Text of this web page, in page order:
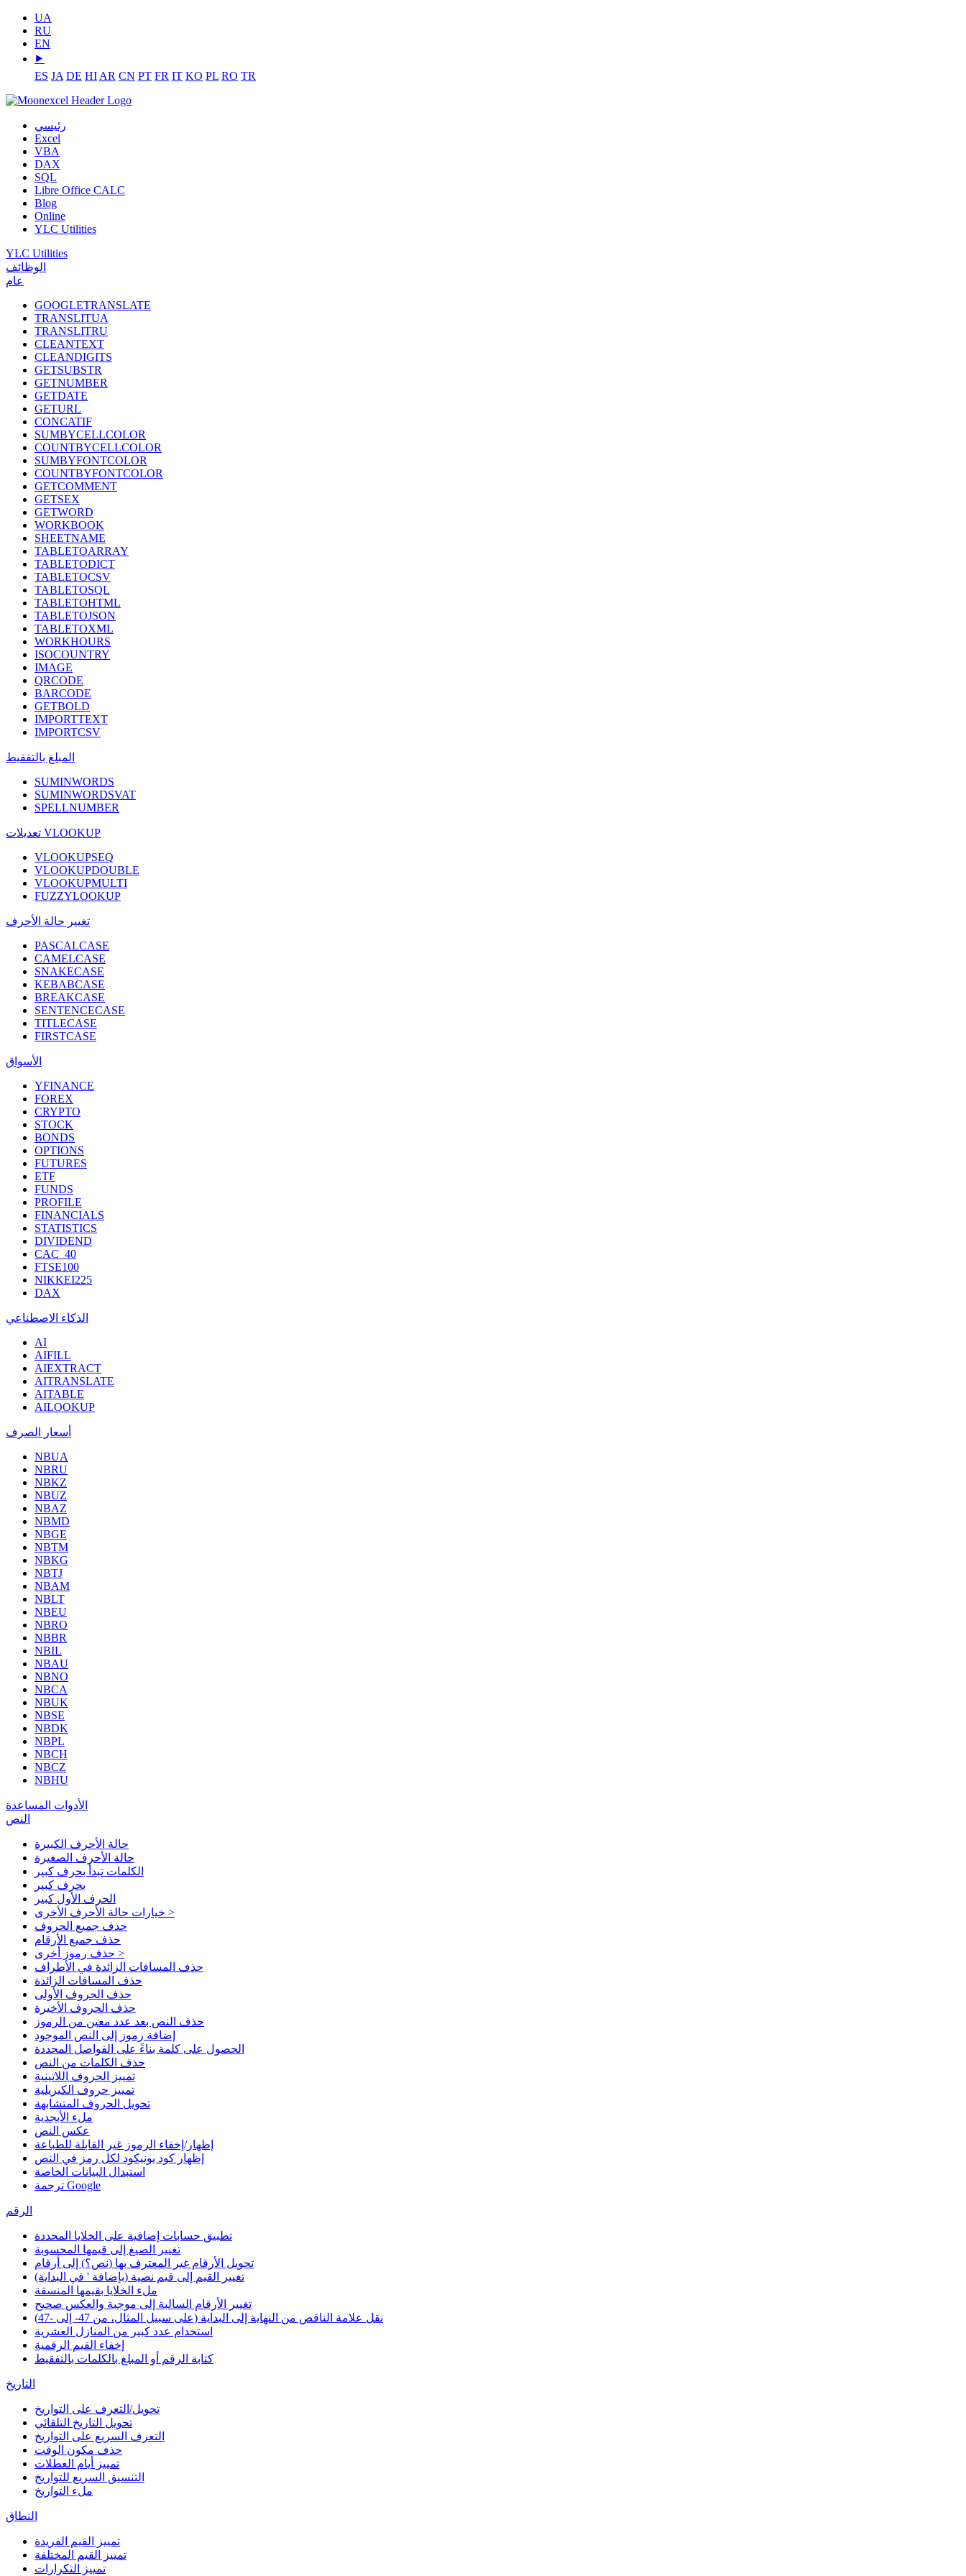
UA
RU
EN
⯈
ES JA DE HI AR CN PT FR IT KO PL RO TR
رئيسي
Excel
VBA
DAX
SQL
Libre Office CALC
Blog
Online
YLC Utilities
YLC Utilities
الوظائف
عام
GOOGLETRANSLATE
TRANSLITUA
TRANSLITRU
CLEANTEXT
CLEANDIGITS
GETSUBSTR
GETNUMBER
GETDATE
GETURL
CONCATIF
SUMBYCELLCOLOR
COUNTBYCELLCOLOR
SUMBYFONTCOLOR
COUNTBYFONTCOLOR
GETCOMMENT
GETSEX
GETWORD
WORKBOOK
SHEETNAME
TABLETOARRAY
TABLETODICT
TABLETOCSV
TABLETOSQL
TABLETOHTML
TABLETOJSON
TABLETOXML
WORKHOURS
ISOCOUNTRY
IMAGE
QRCODE
BARCODE
GETBOLD
IMPORTTEXT
IMPORTCSV
المبلغ بالتفقيط
SUMINWORDS
SUMINWORDSVAT
SPELLNUMBER
تعديلات VLOOKUP
VLOOKUPSEQ
VLOOKUPDOUBLE
VLOOKUPMULTI
FUZZYLOOKUP
تغيير حالة الأحرف
PASCALCASE
CAMELCASE
SNAKECASE
KEBABCASE
BREAKCASE
SENTENCECASE
TITLECASE
FIRSTCASE
الأسواق
YFINANCE
FOREX
CRYPTO
STOCK
BONDS
OPTIONS
FUTURES
ETF
FUNDS
PROFILE
FINANCIALS
STATISTICS
DIVIDEND
CAC_40
FTSE100
NIKKEI225
DAX
الذكاء الاصطناعي
AI
AIFILL
AIEXTRACT
AITRANSLATE
AITABLE
AILOOKUP
أسعار الصرف
NBUA
NBRU
NBKZ
NBUZ
NBAZ
NBMD
NBGE
NBTM
NBKG
NBTJ
NBAM
NBLT
NBEU
NBRO
NBBR
NBIL
NBAU
NBNO
NBCA
NBUK
NBSE
NBDK
NBPL
NBCH
NBCZ
NBHU
الأدوات المساعدة
النص
حالة الأحرف الكبيرة
حالة الأحرف الصغيرة
الكلمات تبدأ بحرف كبير
بحرف كبير
الحرف الأول كبير
خيارات حالة الأحرف الأخرى >
حذف جميع الحروف
حذف جميع الأرقام
حذف رموز أخرى >
حذف المسافات الزائدة في الأطراف
حذف المسافات الزائدة
حذف الحروف الأولى
حذف الحروف الأخيرة
حذف النص بعد عدد معين من الرموز
إضافة رموز إلى النص الموجود
الحصول على كلمة بناءً على الفواصل المحددة
حذف الكلمات من النص
تمييز الحروف اللاتينية
تمييز حروف الكيريلية
تحويل الحروف المتشابهة
ملء الأبجدية
عكس النص
إظهار/إخفاء الرموز غير القابلة للطباعة
إظهار كود يونيكود لكل رمز في النص
استبدال البيانات الخاصة
ترجمة Google
الرقم
تطبيق حسابات إضافية على الخلايا المحددة
تغيير الصيغ إلى قيمها المحسوبة
تحويل الأرقام غير المعترف بها (نص؟) إلى أرقام
تغيير القيم إلى قيم نصية (بإضافة ' في البداية)
ملء الخلايا بقيمها المنسقة
تغيير الأرقام السالبة إلى موجبة والعكس صحيح
نقل علامة الناقص من النهاية إلى البداية (على سبيل المثال، من 47- إلى -47)
استخدام عدد كبير من المنازل العشرية
إخفاء القيم الرقمية
كتابة الرقم أو المبلغ بالكلمات بالتفقيط
التاريخ
تحويل/التعرف على التواريخ
تحويل التاريخ التلقائي
التعرف السريع على التواريخ
حذف مكون الوقت
تمييز أيام العطلات
التنسيق السريع للتواريخ
ملء التواريخ
النطاق
تمييز القيم الفريدة
تمييز القيم المختلفة
تمييز التكرارات